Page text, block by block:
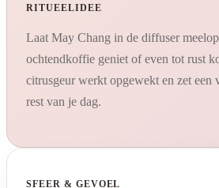
RITUEELIDEE
Laat May Chang in de diffuser
ochtendkoffie geniet of even tot rust
citrusgeur werkt opgewekt en zet een
rest van je dag.
SFEER & GEVOEL